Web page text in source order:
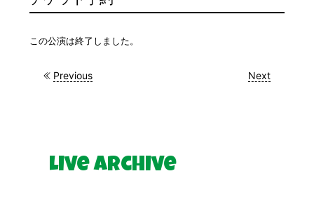
この公演は終了しました。
Previous Next
Live Archive